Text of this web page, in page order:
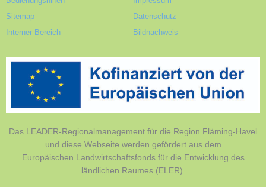
Sitemap
Interner Bereich
Datenschutz
Bildnachweis
Das LEADER-Regionalmanagement für die Region Fläming-Havel
und diese Webseite werden gefördert aus dem
Europäischen Landwirtschaftsfonds für die Entwicklung des
ländlichen Raumes (ELER).